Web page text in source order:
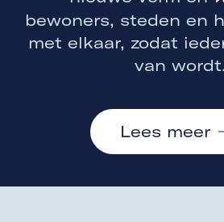
bewoners, steden en
met elkaar, zodat
van
Lees meer